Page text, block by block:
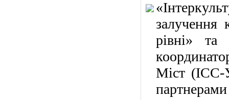
залучення
рівні» та
Міст (ІСС-